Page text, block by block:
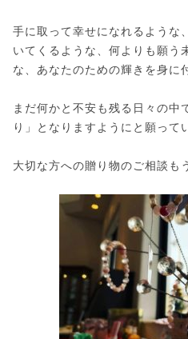
手に取って幸せになれるような
いてくるような、何よりも願う
な、あなたのための輝きを身に
まだ何かと不安も残る日々の中
り」となりますようにと願って
大切な方への贈り物のご相談も